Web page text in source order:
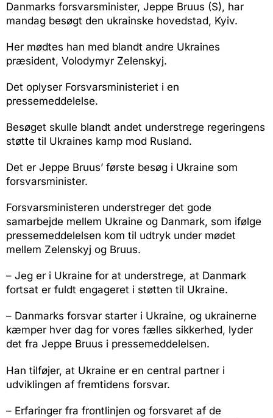
Danmarks forsvarsminister, Jeppe Bruus (S), har
mandag besøgt den ukrainske hovedstad, Kyiv.
Her mødtes han med blandt andre Ukraines
præsident, Volodymyr Zelenskyj.
Det oplyser Forsvarsministeriet i en
pressemeddelelse.
Besøget skulle blandt andet understrege regeringens
støtte til Ukraines kamp mod Rusland.
Det er Jeppe Bruus’ første besøg i Ukraine som
forsvarsminister.
Forsvarsministeren understreger det gode
samarbejde mellem Ukraine og Danmark, som ifølge
pressemeddelelsen kom til udtryk under mødet
mellem Zelenskyj og Bruus.
– Jeg er i Ukraine for at understrege, at Danmark
fortsat er fuldt engageret i støtten til Ukraine.
– Danmarks forsvar starter i Ukraine, og ukrainerne
kæmper hver dag for vores fælles sikkerhed, lyder
det fra Jeppe Bruus i pressemeddelelsen.
Han tilføjer, at Ukraine er en central partner i
udviklingen af fremtidens forsvar.
– Erfaringer fra frontlinjen og forsvaret af de